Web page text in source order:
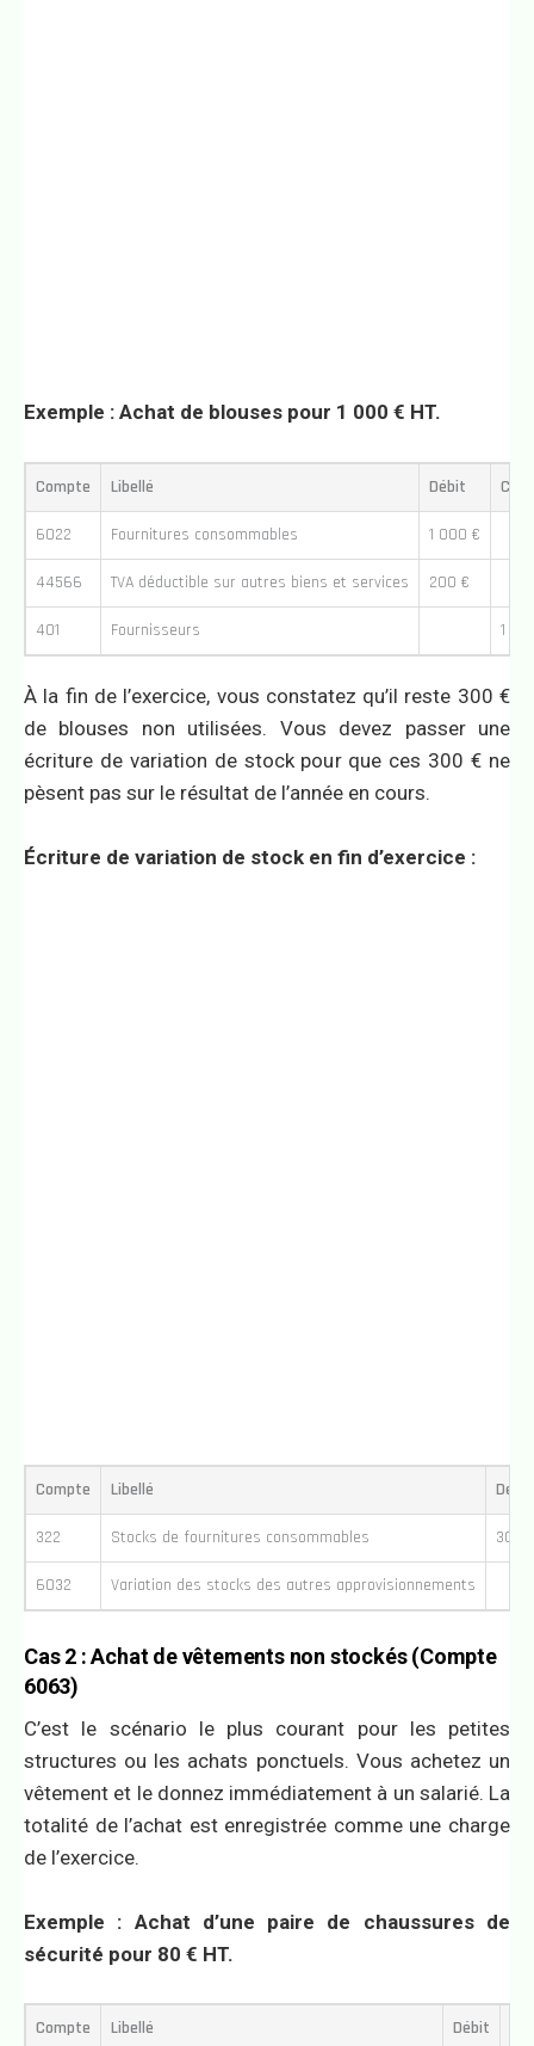
Exemple : Achat de blouses pour 1 000 € HT.
Compte Libellé Débit
6022 Fournitures consommables 1 000 €
44566 TVA déductible sur autres biens et services 200 €
401 Fournisseurs 1
À la fin de l’exercice, vous constatez qu’il reste 300 €
de blouses non utilisées. Vous devez passer une
écriture de variation de stock pour que ces 300 € ne
pèsent pas sur le résultat de l’année en cours.
Écriture de variation de stock en fin d’exercice :
Compte Libellé Débit
322 Stocks de fournitures consommables 300
6032 Variation des stocks des autres approvisionnements
Cas 2 : Achat de vêtements non stockés (Compte
6063)
C’est le scénario le plus courant pour les petites
structures ou les achats ponctuels. Vous achetez un
vêtement et le donnez immédiatement à un salarié. La
totalité de l’achat est enregistrée comme une charge
de l’exercice.
Exemple : Achat d’une paire de chaussures de
sécurité pour 80 € HT.
Compte Libellé Débit